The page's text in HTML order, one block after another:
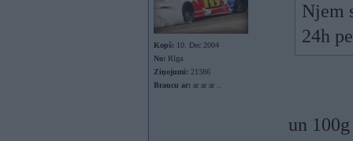
Kopš: 10. Dec 2004
No: Rīga
Ziņojumi: 21386
Braucu ar: ar ar ar ..
Njem
24h
un